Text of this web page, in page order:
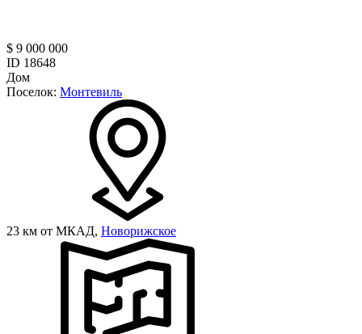
$ 9 000 000
ID 18648
Дом
Поселок: Монтевиль
23 км от МКАД, Новорижское